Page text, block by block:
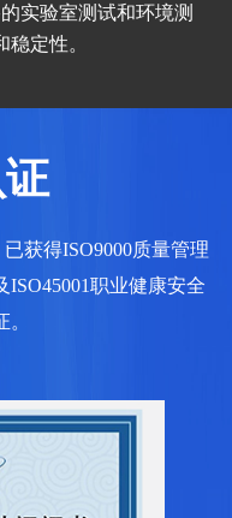
实验室测试和环境测
定性。
获得ISO9000质量管理
ISO45001职业健康安全